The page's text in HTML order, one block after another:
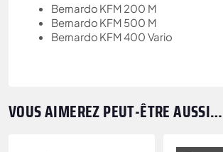
Bernardo KFM 200 M
Bernardo KFM 500 M
Bernardo KFM 400 Vario
VOUS AIMEREZ PEUT-ÊTRE AUSSI…